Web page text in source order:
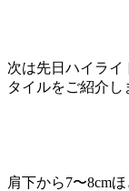
次は先日ハイライ
タイルをご紹介し
肩下から7〜8cm